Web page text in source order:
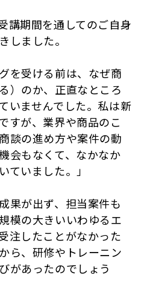
講期間を通してのご自身
しました。
を受ける前は、なぜ商
）のか、正直なところ
いませんでした。私は新
すが、業界や商品のこ
談の進め方や案件の動
会もなくて、なかなか
ていました。」
果が出ず、担当案件も
模の大きいいわゆるエ
注したことがなかった
ら、研修やトレーニン
があったのでしょう